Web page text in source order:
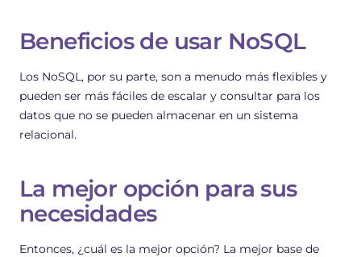
Beneficios de usar NoSQL
Los NoSQL, por su parte, son a menudo más flexibles y
pueden ser más fáciles de escalar y consultar para los
datos que no se pueden almacenar en un sistema
relacional.
La mejor opción para sus
necesidades
Entonces, ¿cuál es la mejor opción? La mejor base de